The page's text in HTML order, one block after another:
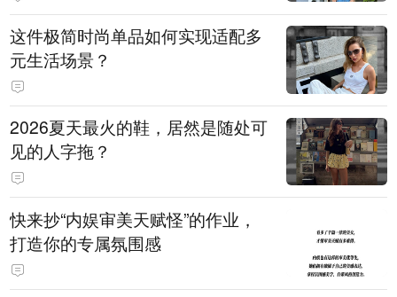
这件极简时尚单品如何实现适配多
元生活场景？
2026夏天最火的鞋，居然是随处可
见的人字拖？
快来抄“内娱审美天赋怪”的作业，
打造你的专属氛围感